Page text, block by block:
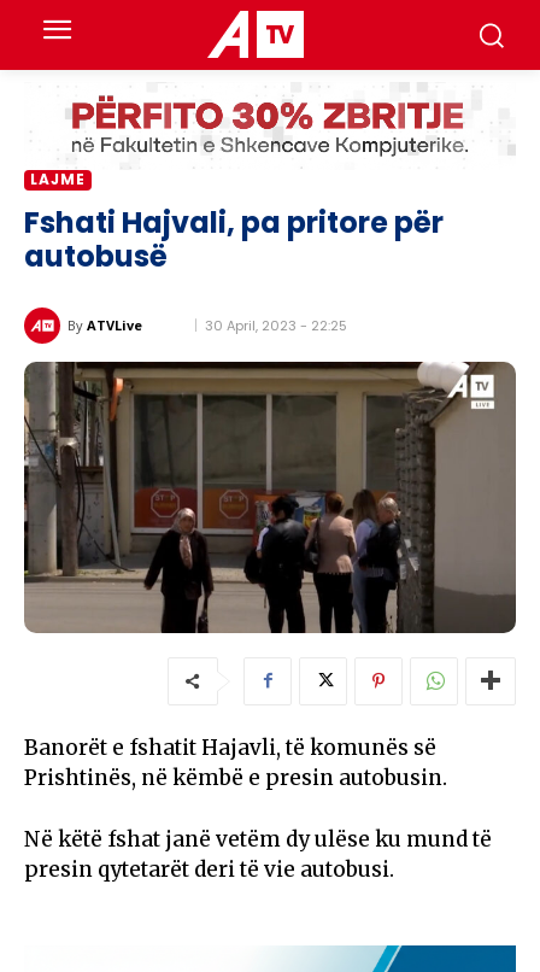
LAJME
Fshati Hajvali, pa pritore për
autobusë
By ATVLive 30 April, 2023 - 22:25
Banorët e fshatit Hajavli, të komunës së
Prishtinës, në këmbë e presin autobusin.
Në këtë fshat janë vetëm dy ulëse ku mund të
presin qytetarët deri të vie autobusi.